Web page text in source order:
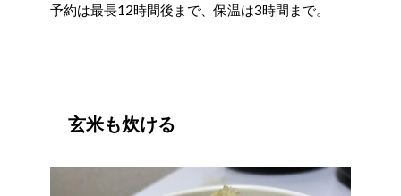
予約は最長12時間後まで、保温は3時間まで。
玄米も炊ける